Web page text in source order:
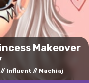
Makeover
Influent Machiaj